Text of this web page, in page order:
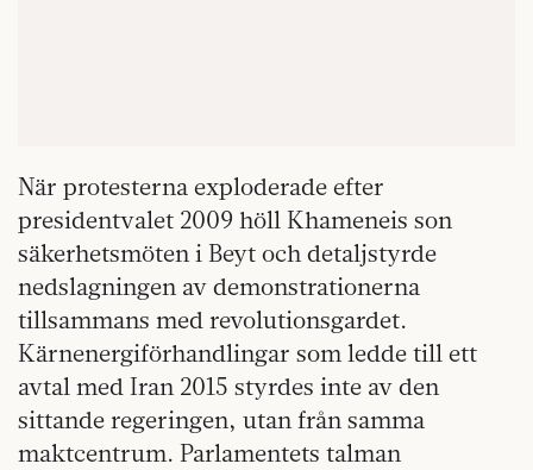
När protesterna exploderade efter
presidentvalet 2009 höll Khameneis son
säkerhetsmöten i Beyt och detaljstyrde
nedslagningen av demonstrationerna
tillsammans med revolutionsgardet.
Kärnenergiförhandlingar som ledde till ett
avtal med Iran 2015 styrdes inte av den
sittande regeringen, utan från samma
maktcentrum. Parlamentets talman